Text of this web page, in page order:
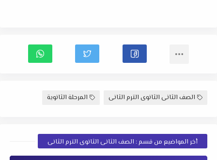
الصف الثانى الثانوى الترم الثانى المرحلة الثانوية
أخر المواضيع من قسم : الصف الثانى الثانوى الترم الثانى